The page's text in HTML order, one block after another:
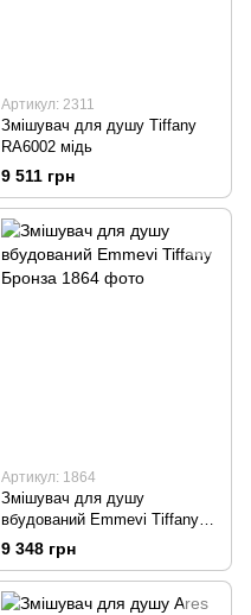
Артикул: 2311
Змішувач для душу Tiffany
RA6002 мідь
9 511 грн
Артикул: 1864
Змішувач для душу
вбудований Emmevi Tiffany
Бронза
9 348 грн